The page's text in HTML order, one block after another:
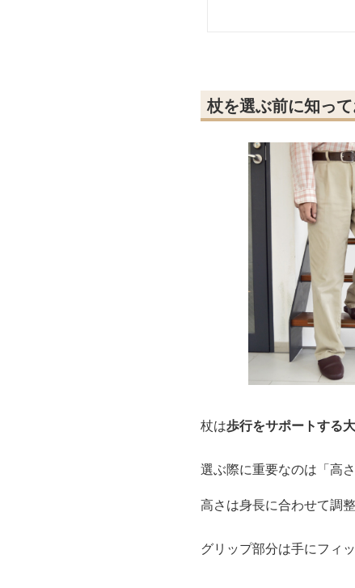
杖を選ぶ前に知っ
杖は歩行をサポートする
選ぶ際に重要なのは「高
高さは身長に合わせて調
グリップ部分は手にフィ